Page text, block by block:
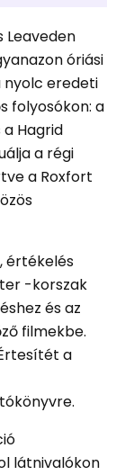
Leaveden
óriási
nyolc eredeti
folyosókon: a
Hagrid
a régi
a Roxfort
értékelés
-korszak
és az
filmekbe.
a
látnivalókon